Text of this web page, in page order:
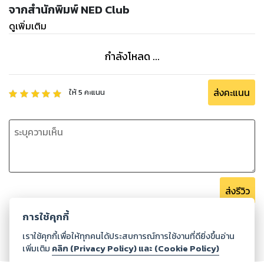
จากสำนักพิมพ์ NED Club
ดูเพิ่มเติม
กำลังโหลด ...
ให้5 คะแนน ส่งคะแนน
ส่งรีวิว
การใช้คุกกี้
เราใช้คุกกี้เพื่อให้ทุกคนได้ประสบการณ์การใช้งานที่ดียิ่งขึ้นอ่าน
เพิ่มเติม คลิก (Privacy Policy) และ (Cookie Policy)